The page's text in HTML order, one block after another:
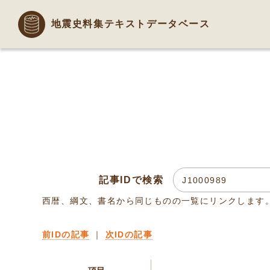
地震史料集テキストデータベース
記事IDで検索
西暦、綱文、書名から同じものの一覧にリンクします
前IDの記事 ｜ 次IDの記事